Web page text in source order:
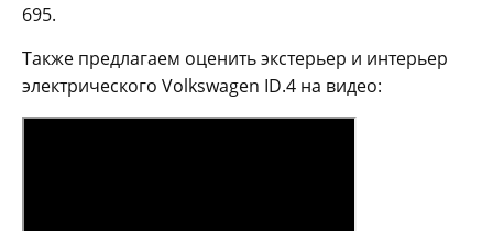
695.
Также предлагаем оценить экстерьер и интерьер
электрического Volkswagen ID.4 на видео: